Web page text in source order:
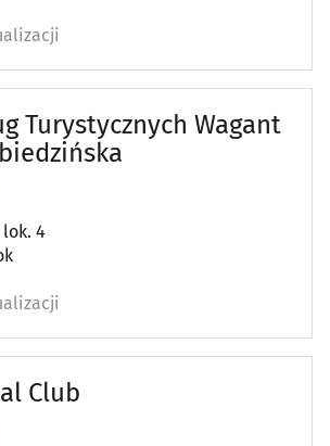
Turystycznych Wagant
lok. 4
Club